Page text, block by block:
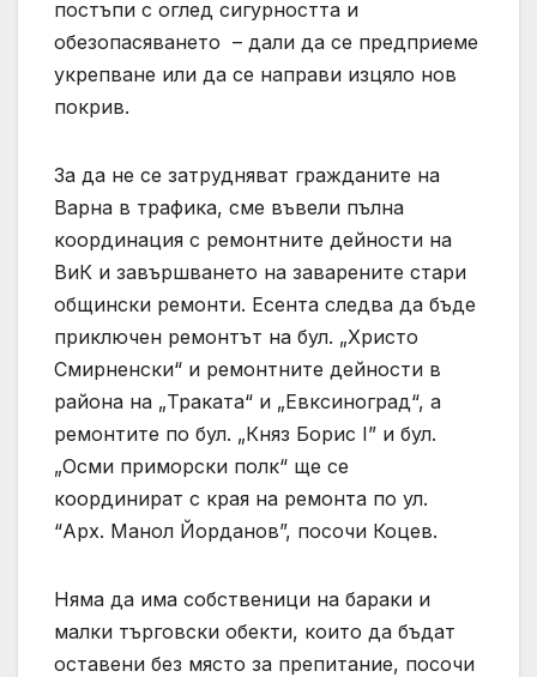
постъпи с оглед сигурността и
обезопасяването – дали да се предприеме
укрепване или да се направи изцяло нов
покрив.
За да не се затрудняват гражданите на
Варна в трафика, сме въвели пълна
координация с ремонтните дейности на
ВиК и завършването на заварените стари
общински ремонти. Есента следва да бъде
приключен ремонтът на бул. „Христо
Смирненски“ и ремонтните дейности в
района на „Траката“ и „Евксиноград“, а
ремонтите по бул. „Княз Борис I” и бул.
„Осми приморски полк“ ще се
координират с края на ремонта по ул.
“Арх. Манол Йорданов”, посочи Коцев.
Няма да има собственици на бараки и
малки търговски обекти, които да бъдат
оставени без място за препитание, посочи